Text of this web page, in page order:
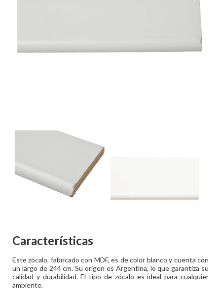
Características
Este zócalo, fabricado con MDF, es de color blanco y cuenta con
un largo de 244 cm. Su origen es Argentina, lo que garantiza su
calidad y durabilidad. El tipo de zócalo es ideal para cualquier
ambiente.